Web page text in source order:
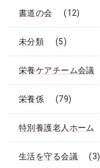
書道の会 (12)
未分類 (5)
栄養ケアチーム会議
栄養係 (79)
特別養護老人ホーム
生活を守る会議 (3)